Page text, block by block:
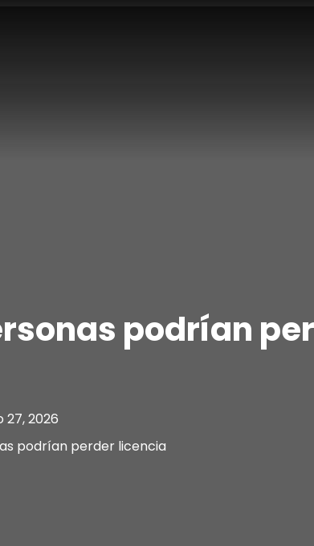
podrían
27, 2026
podrían perder licencia